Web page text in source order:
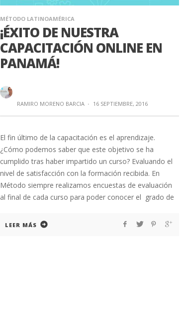
MÉTODO LATINOAMÉRICA
¡ÉXITO DE NUESTRA
CAPACITACIÓN ONLINE EN
PANAMÁ!
RAMIRO MORENO BARCIA · 16 SEPTIEMBRE, 2016
El fin último de la capacitación es el aprendizaje.
¿Cómo podemos saber que este objetivo se ha
cumplido tras haber impartido un curso? Evaluando el
nivel de satisfacción con la formación recibida. En
Método siempre realizamos encuestas de evaluación
al final de cada curso para poder conocer el grado de
LEER MÁS